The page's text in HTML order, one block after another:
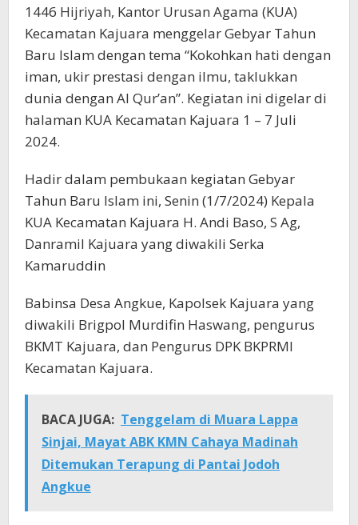
1446 Hijriyah, Kantor Urusan Agama (KUA)
Kecamatan Kajuara menggelar Gebyar Tahun
Baru Islam dengan tema “Kokohkan hati dengan
iman, ukir prestasi dengan ilmu, taklukkan
dunia dengan Al Qur’an”. Kegiatan ini digelar di
halaman KUA Kecamatan Kajuara 1 – 7 Juli
2024.
Hadir dalam pembukaan kegiatan Gebyar
Tahun Baru Islam ini, Senin (1/7/2024) Kepala
KUA Kecamatan Kajuara H. Andi Baso, S Ag,
Danramil Kajuara yang diwakili Serka
Kamaruddin
Babinsa Desa Angkue, Kapolsek Kajuara yang
diwakili Brigpol Murdifin Haswang, pengurus
BKMT Kajuara, dan Pengurus DPK BKPRMI
Kecamatan Kajuara.
BACA JUGA: Tenggelam di Muara Lappa
Sinjai, Mayat ABK KMN Cahaya Madinah
Ditemukan Terapung di Pantai Jodoh
Angkue